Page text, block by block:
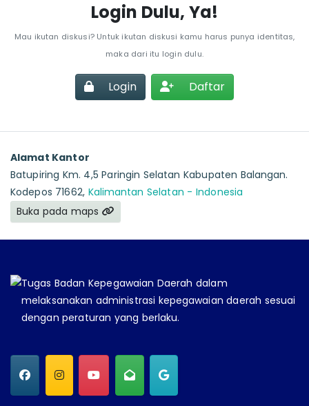
Login Dulu, Ya!
Mau ikutan diskusi? Untuk ikutan diskusi kamu harus punya identitas,
maka dari itu login dulu.
Login Daftar
Alamat Kantor
Batupiring Km. 4,5 Paringin Selatan Kabupaten Balangan.
Kodepos 71662, Kalimantan Selatan - Indonesia
Buka pada maps
Tugas Badan Kepegawaian Daerah dalam
melaksanakan administrasi kepegawaian daerah sesuai
dengan peraturan yang berlaku.